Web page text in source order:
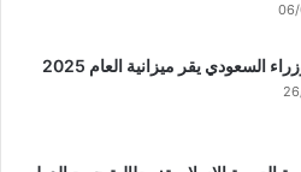
السعودي يقر ميزانية العام 2025